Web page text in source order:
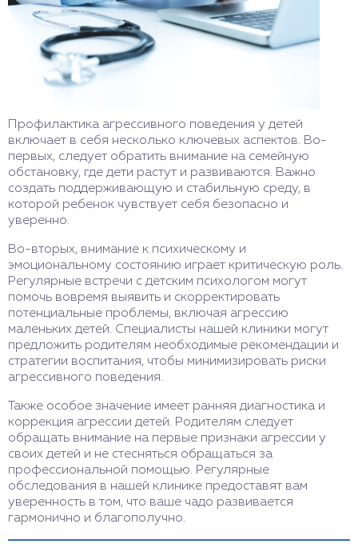
Профилактика агрессивного поведения у детей
включает в себя несколько ключевых аспектов. Во-
первых, следует обратить внимание на семейную
обстановку, где дети растут и развиваются. Важно
создать поддерживающую и стабильную среду, в
которой ребенок чувствует себя безопасно и
уверенно.
Во-вторых, внимание к психическому и
эмоциональному состоянию играет критическую роль.
Регулярные встречи с детским психологом могут
помочь вовремя выявить и скорректировать
потенциальные проблемы, включая агрессию
маленьких детей. Специалисты нашей клиники могут
предложить родителям необходимые рекомендации и
стратегии воспитания, чтобы минимизировать риски
агрессивного поведения.
Также особое значение имеет ранняя диагностика и
коррекция агрессии детей. Родителям следует
обращать внимание на первые признаки агрессии у
своих детей и не стесняться обращаться за
профессиональной помощью. Регулярные
обследования в нашей клинике предоставят вам
уверенность в том, что ваше чадо развивается
гармонично и благополучно.